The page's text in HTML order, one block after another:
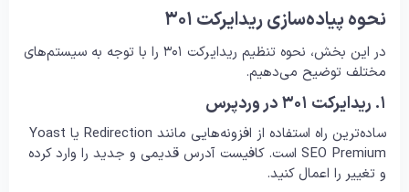
نحوه پیاده‌سازی ریدایرکت ۳۰۱
در این بخش، نحوه تنظیم ریدایرکت ۳۰۱ را با توجه به سیستم‌های
مختلف توضیح می‌دهیم.
۱. ریدایرکت ۳۰۱ در وردپرس
ساده‌ترین راه استفاده از افزونه‌هایی مانند Redirection یا Yoast
SEO Premium است. کافیست آدرس قدیمی و جدید را وارد کرده
و تغییر را اعمال کنید.